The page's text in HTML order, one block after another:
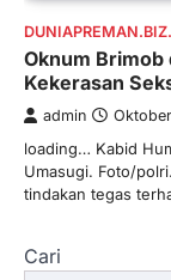
Oknum Brimob
Kekerasan
admin
loading… Kabid
Umasugi. Foto/
tindakan tegas
Cari